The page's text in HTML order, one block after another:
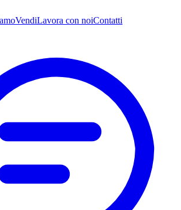
VendiLavora con noiContatti